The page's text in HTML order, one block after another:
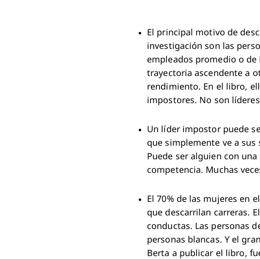
El principal motivo de
investigación son las
empleados promedio o
trayectoria ascendente a
rendimiento. En el libro,
impostores. No son
Un líder impostor puede
que simplemente ve a
Puede ser alguien con
competencia. Muchas
El 70% de las mujeres en
que descarrilan carreras.
conductas. Las personas
personas blancas. Y el
Berta a publicar el libro,